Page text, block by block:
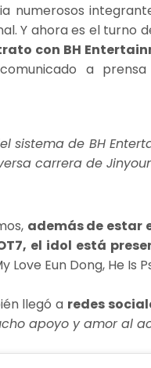
numerosos
Y ahora es el turno
con BH
a
sistema de BH
carrera de
además de estar
el idol está
Love Eun Dong, He
llegó a redes
apoyo y amor al